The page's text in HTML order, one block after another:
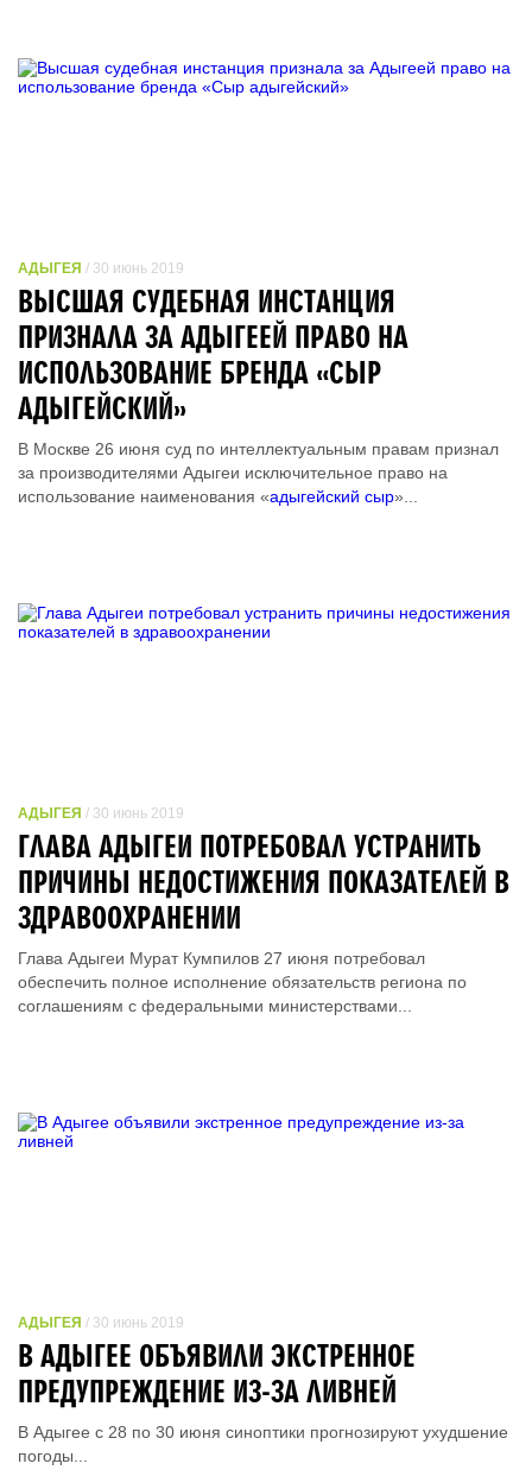
АДЫГЕЯ / 30 июнь 2019
ВЫСШАЯ СУДЕБНАЯ ИНСТАНЦИЯ
ПРИЗНАЛА ЗА АДЫГЕЕЙ ПРАВО НА
ИСПОЛЬЗОВАНИЕ БРЕНДА «СЫР
АДЫГЕЙСКИЙ»
В Москве 26 июня суд по интеллектуальным правам признал
за производителями Адыгеи исключительное право на
использование наименования «адыгейский сыр»...
АДЫГЕЯ / 30 июнь 2019
ГЛАВА АДЫГЕИ ПОТРЕБОВАЛ УСТРАНИТЬ
ПРИЧИНЫ НЕДОСТИЖЕНИЯ ПОКАЗАТЕЛЕЙ В
ЗДРАВООХРАНЕНИИ
Глава Адыгеи Мурат Кумпилов 27 июня потребовал
обеспечить полное исполнение обязательств региона по
соглашениям с федеральными министерствами...
АДЫГЕЯ / 30 июнь 2019
В АДЫГЕЕ ОБЪЯВИЛИ ЭКСТРЕННОЕ
ПРЕДУПРЕЖДЕНИЕ ИЗ-ЗА ЛИВНЕЙ
В Адыгее с 28 по 30 июня синоптики прогнозируют ухудшение
погоды...